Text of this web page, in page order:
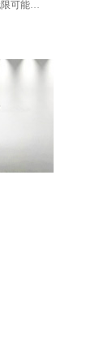
在这个充满无限可能的2024年夏季，LEMONLEE品牌设计师如虎以其非凡的创意与对自然的深刻理解，精心打造的红雪松木球礼盒，在“2024未来·已来——第六届香港新锐当代设计奖”中摘得铜奖。这不仅是对设计师如虎原创设计能力的嘉奖，更是对LEMONLEE品牌的高度认可。